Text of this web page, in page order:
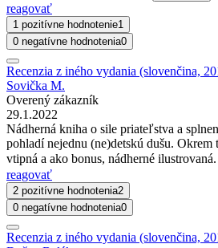
reagovať
1 pozitívne hodnotenie1
0 negatívne hodnotenia0
Recenzia z iného vydania (slovenčina,
Sovička M.
Overený zákazník
29.1.2022
Nádherná kniha o sile priateľstva a
pohladí nejednu (ne)detskú dušu. Okrem
vtipná a ako bonus, nádherné ilustrovaná.
reagovať
2 pozitívne hodnotenia2
0 negatívne hodnotenia0
Recenzia z iného vydania (slovenčina,